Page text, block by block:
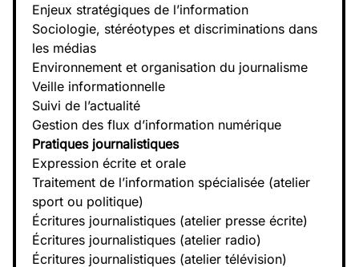
Enjeux stratégiques de l’information
Sociologie, stéréotypes et discriminations dans
les médias
Environnement et organisation du journalisme
Veille informationnelle
Suivi de l’actualité
Gestion des flux d’information numérique
Pratiques journalistiques
Expression écrite et orale
Traitement de l’information spécialisée (atelier
sport ou politique)
Écritures journalistiques (atelier presse écrite)
Écritures journalistiques (atelier radio)
Écritures journalistiques (atelier télévision)